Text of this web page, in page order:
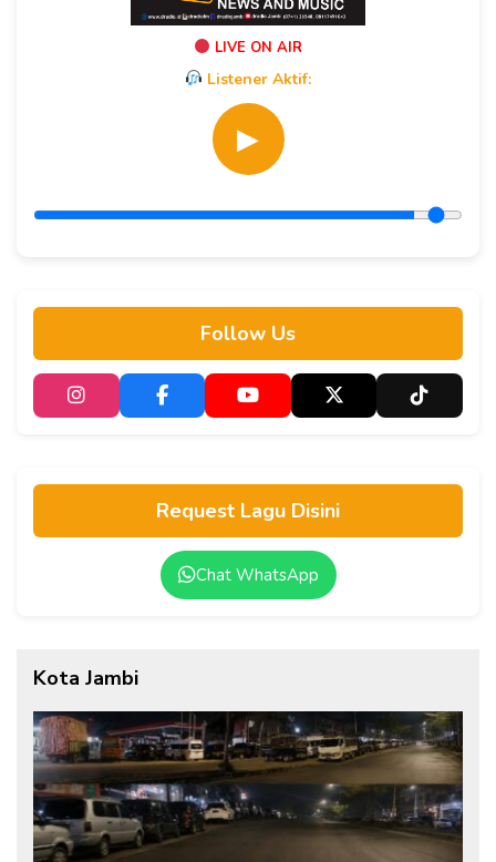
LIVE ON AIR
Listener Aktif:
▶
Follow Us
Request Lagu Disini
Chat WhatsApp
Kota Jambi